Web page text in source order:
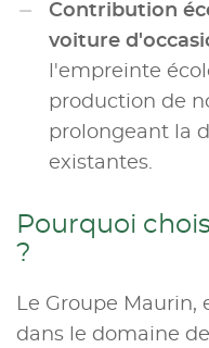
Contribution
voiture
l'empreinte
production de
prolongeant la
existantes.
Pourquoi
?
Le Groupe Maurin,
dans le domaine